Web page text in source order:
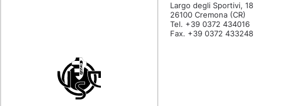
Largo degli Sportivi, 18
26100 Cremona (CR)
Tel. +39 0372 434016
Fax. +39 0372 433248